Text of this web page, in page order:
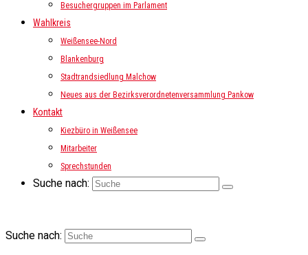
Besuchergruppen im Parlament
Wahlkreis
Weißensee-Nord
Blankenburg
Stadtrandsiedlung Malchow
Neues aus der Bezirksverordnetenversammlung Pankow
Kontakt
Kiezbüro in Weißensee
Mitarbeiter
Sprechstunden
Suche nach:
Suche nach: